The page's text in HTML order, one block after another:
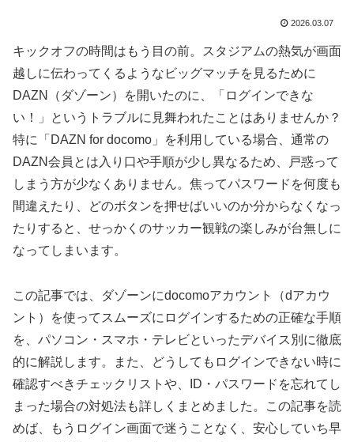
2026.03.07
キックオフの時間はもう目の前。スタジアムの熱気が画面
越しに伝わってくるようなビッグマッチを見るために
DAZN（ダゾーン）を開いたのに、「ログインできな
い！」というトラブルに見舞われたことはありませんか？
特に「DAZN for docomo」を利用している場合、通常の
DAZN会員とは入り口や手順が少し異なるため、戸惑って
しまう方が少なくありません。焦ってパスワードを何度も
間違えたり、どのボタンを押せばいいのか分からなくなっ
たりすると、せっかくのサッカー観戦の楽しみが台無しに
なってしまいます。
この記事では、ダゾーンにdocomoアカウント（dアカウ
ント）を使ってスムーズにログインするための正確な手順
を、パソコン・スマホ・テレビといったデバイス別に徹底
的に解説します。また、どうしてもログインできない時に
確認すべきチェックリストや、ID・パスワードを忘れてし
まった場合の対処法も詳しくまとめました。この記事を読
めば、もうログイン画面で迷うことなく、安心していち早